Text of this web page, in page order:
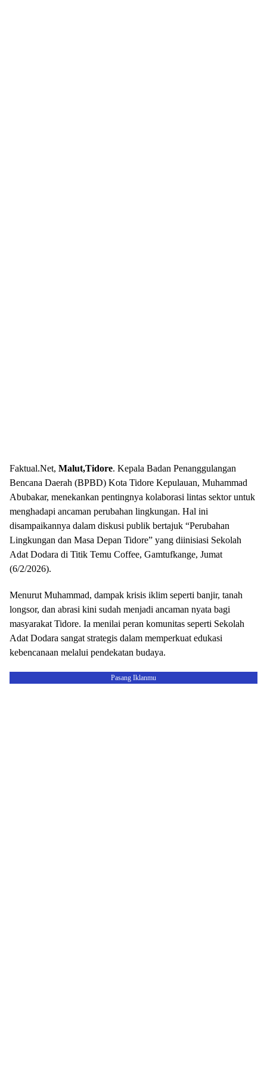
Faktual.Net, Malut,Tidore. Kepala Badan Penanggulangan
Bencana Daerah (BPBD) Kota Tidore Kepulauan, Muhammad
Abubakar, menekankan pentingnya kolaborasi lintas sektor untuk
menghadapi ancaman perubahan lingkungan. Hal ini
disampaikannya dalam diskusi publik bertajuk “Perubahan
Lingkungan dan Masa Depan Tidore” yang diinisiasi Sekolah
Adat Dodara di Titik Temu Coffee, Gamtufkange, Jumat
(6/2/2026).
​Menurut Muhammad, dampak krisis iklim seperti banjir, tanah
longsor, dan abrasi kini sudah menjadi ancaman nyata bagi
masyarakat Tidore. Ia menilai peran komunitas seperti Sekolah
Adat Dodara sangat strategis dalam memperkuat edukasi
kebencanaan melalui pendekatan budaya.
Pasang Iklanmu